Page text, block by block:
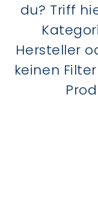
du? Triff
Hersteller
keinen